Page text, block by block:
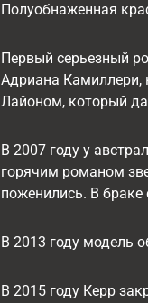
Полуобнаженная
Первый серьезный
Адриана Камиллери,
Лайоном, который
В 2007 году у
горячим романом
поженились. В
В 2013 году модель
В 2015 году Керр